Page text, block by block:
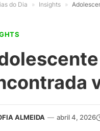
do Dia » Insights »
ALMEIDA — abril 4, 2026